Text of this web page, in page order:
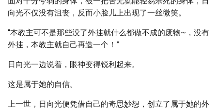
向光不仅没有沮丧，反而小脸儿上出现了一丝微笑。
“本教主可不是那些没了外挂就什么都做不成的废物~，没有
外挂，本教主就自己再造一个！”
日向光一边说着，眼神变得锐利起来。
这是属于她的自信。
上一世，日向光便凭借自己的奇思妙想，创立了属于她的外